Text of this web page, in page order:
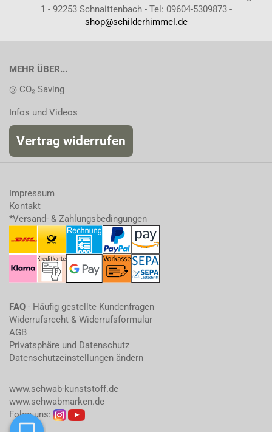
1 - 92253 Schnaittenbach - Tel: 09604-5309873 -
shop@schilderhimmel.de
MEHR ÜBER...
◎ CO₂ Saving
Infos und Videos
Vertrag widerrufen
Impressum
Kontakt
*Versand- & Zahlungsbedingungen
FAQ - Häufig gestellte Kundenfragen
Widerrufsrecht & Widerrufsformular
AGB
Privatsphäre und Datenschutz
Datenschutzeinstellungen ändern
www.schwab-kunststoff.de
www.schwabmarken.de
Folge uns: